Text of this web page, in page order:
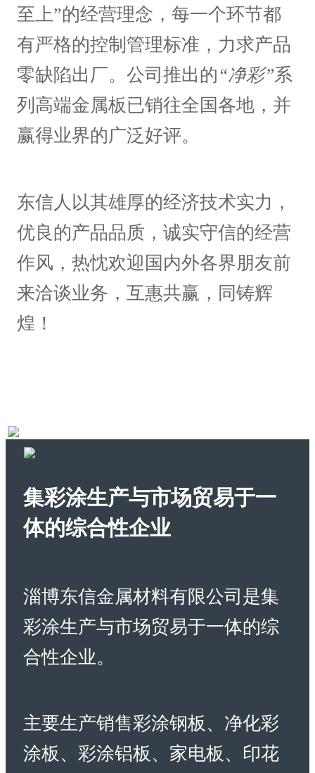
至上”的经营理念，每一个环节都
有严格的控制管理标准，力求产品
零缺陷出厂。公司推出的“净彩”系
列高端金属板已销往全国各地，并
赢得业界的广泛好评。
东信人以其雄厚的经济技术实力，
优良的产品品质，诚实守信的经营
作风，热忱欢迎国内外各界朋友前
来洽谈业务，互惠共赢，同铸辉
煌！
集彩涂生产与市场贸易于一
体的综合性企业
淄博东信金属材料有限公司是集
彩涂生产与市场贸易于一体的综
合性企业。
主要生产销售彩涂钢板、净化彩
涂板、彩涂铝板、家电板、印花